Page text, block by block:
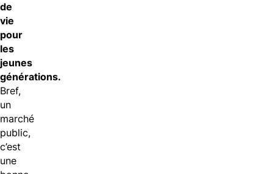
de
vie
pour
les
jeunes
générations.
Bref,
un
marché
public,
c’est
une